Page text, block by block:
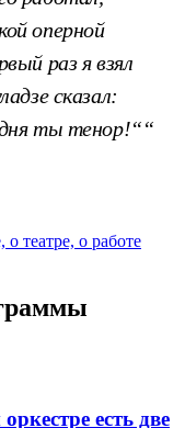
оперной
раз я взял
сказал:
ты тенор!““
театре, о работе
есть две